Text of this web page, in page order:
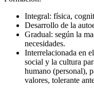
Integral: física,
Desarrollo de la
Gradual: según la
necesidades.
Interrelacionada en
social y la cultura
humano (personal),
valores, tolerante